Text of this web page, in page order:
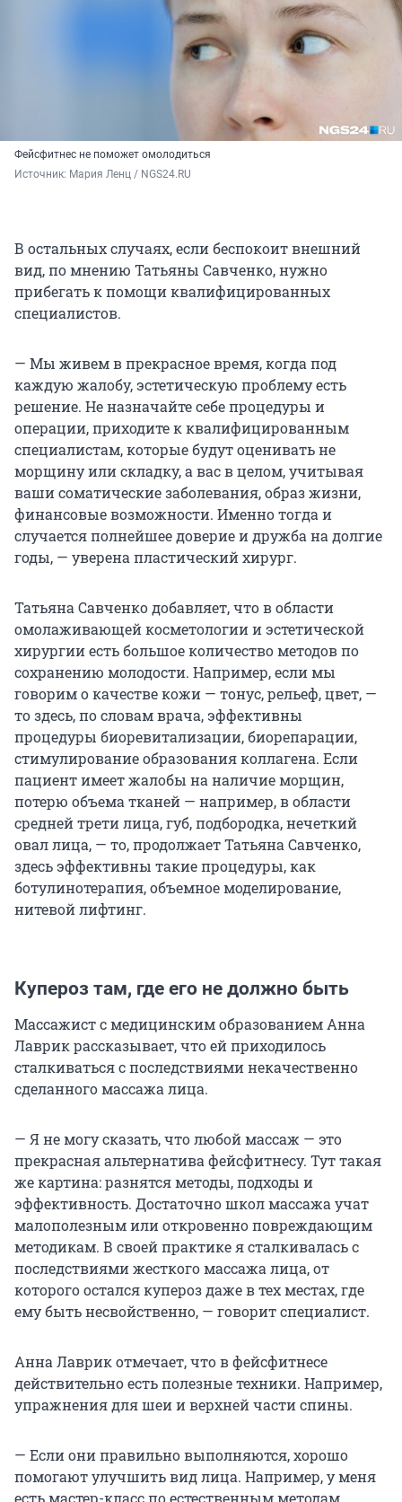
Фейсфитнес не поможет омолодиться
Источник: Мария Ленц / NGS24.RU
В остальных случаях, если беспокоит внешний
вид, по мнению Татьяны Савченко, нужно
прибегать к помощи квалифицированных
специалистов.
— Мы живем в прекрасное время, когда под
каждую жалобу, эстетическую проблему есть
решение. Не назначайте себе процедуры и
операции, приходите к квалифицированным
специалистам, которые будут оценивать не
морщину или складку, а вас в целом, учитывая
ваши соматические заболевания, образ жизни,
финансовые возможности. Именно тогда и
случается полнейшее доверие и дружба на долгие
годы, — уверена пластический хирург.
Татьяна Савченко добавляет, что в области
омолаживающей косметологии и эстетической
хирургии есть большое количество методов по
сохранению молодости. Например, если мы
говорим о качестве кожи — тонус, рельеф, цвет, —
то здесь, по словам врача, эффективны
процедуры биоревитализации, биорепарации,
стимулирование образования коллагена. Если
пациент имеет жалобы на наличие морщин,
потерю объема тканей — например, в области
средней трети лица, губ, подбородка, нечеткий
овал лица, — то, продолжает Татьяна Савченко,
здесь эффективны такие процедуры, как
ботулинотерапия, объемное моделирование,
нитевой лифтинг.
Купероз там, где его не должно быть
Массажист с медицинским образованием Анна
Лаврик рассказывает, что ей приходилось
сталкиваться с последствиями некачественно
сделанного массажа лица.
— Я не могу сказать, что любой массаж — это
прекрасная альтернатива фейсфитнесу. Тут такая
же картина: разнятся методы, подходы и
эффективность. Достаточно школ массажа учат
малополезным или откровенно повреждающим
методикам. В своей практике я сталкивалась с
последствиями жесткого массажа лица, от
которого остался купероз даже в тех местах, где
ему быть несвойственно, — говорит специалист.
Анна Лаврик отмечает, что в фейсфитнесе
действительно есть полезные техники. Например,
упражнения для шеи и верхней части спины.
— Если они правильно выполняются, хорошо
помогают улучшить вид лица. Например, у меня
есть мастер-класс по естественным методам